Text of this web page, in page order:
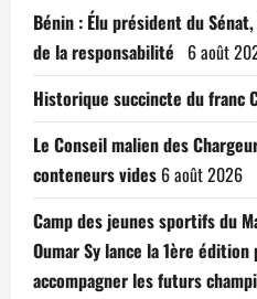
Bénin : Élu président du
de la responsabilité 6 août
Historique succincte du franc
Le Conseil malien des
conteneurs vides 6 août 2026
Camp des jeunes sportifs du
Oumar Sy lance la 1ère
accompagner les futurs